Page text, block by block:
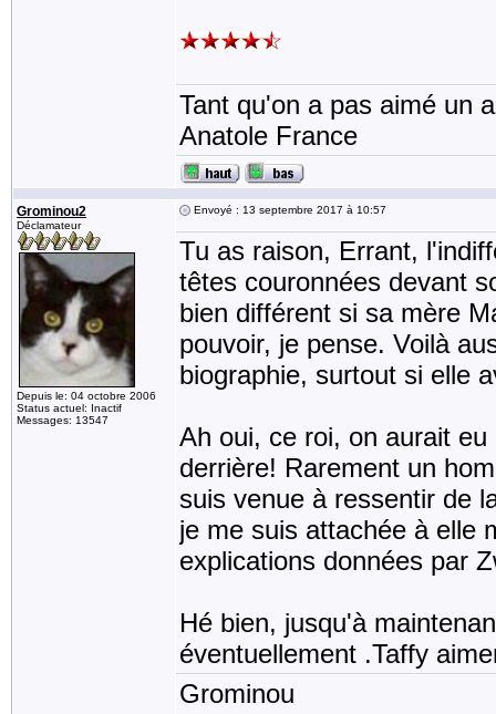
Tant qu'on a pas aimé un
Anatole France
Grominou2
Déclamateur
Depuis le: 04 octobre 2006
Status actuel: Inactif
Messages: 13547
Envoyé : 13 septembre 2017 à 10:57
Tu as raison, Errant,
têtes couronnées devant
bien différent si sa mère
pouvoir, je pense. Voilà
biographie, surtout si elle
Ah oui, ce roi, on aurait
derrière! Rarement un
suis venue à ressentir de
je me suis attachée à elle
explications données par
Hé bien, jusqu'à
éventuellement .Taffy
Grominou